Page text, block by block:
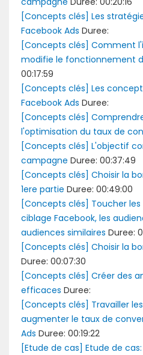
[Concepts clés] Les
Facebook Ads Duree:
[Concepts clés] Comment
modifie le fonctionnement
00:17:59
[Concepts clés] Les
Facebook Ads Duree:
[Concepts clés]
l'optimisation du taux de
[Concepts clés] L'objectif
campagne Duree: 00:37:49
[Concepts clés] Choisir la
1ere partie Duree: 00:49:00
[Concepts clés] Toucher
ciblage Facebook, les
audiences similaires Duree:
[Concepts clés] Choisir la
Duree: 00:07:30
[Concepts clés] Créer des
efficaces Duree:
[Concepts clés] Travailler
augmenter le taux de
Ads Duree: 00:19:22
[Etude de cas] Etude de